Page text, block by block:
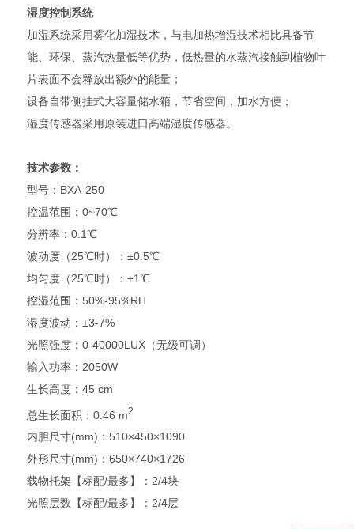
湿度控制系统
加湿系统采用雾化加湿技术，与电加热增湿技术相比具备节
能、环保、蒸汽热量低等优势，低热量的水蒸汽接触到植物叶
片表面不会释放出额外的能量；
设备自带侧挂式大容量储水箱，节省空间，加水方便；
湿度传感器采用原装进口高端湿度传感器。
技术参数：
型号：BXA-250
控温范围：0~70℃
分辨率：0.1℃
波动度（25℃时）：±0.5℃
均匀度（25℃时）：±1℃
控湿范围：50%-95%RH
湿度波动：±3-7%
光照强度：0-40000LUX（无级可调）
输入功率：2050W
生长高度：45 cm
总生长面积：0.46 m2
内胆尺寸(mm)：510×450×1090
外形尺寸(mm)：650×740×1726
载物托架【标配/最多】：2/4块
光照层数【标配/最多】：2/4层